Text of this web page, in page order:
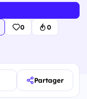
0 0
Partager